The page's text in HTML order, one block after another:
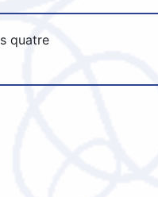
quatre